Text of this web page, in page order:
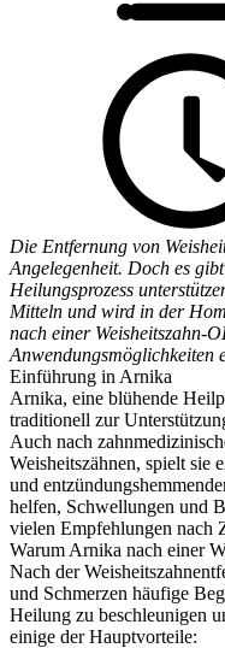
Die Entfernung von
Angelegenheit. Doch es
Heilungsprozess
Mitteln und wird in der
nach einer Weisheitszahn-
Anwendungsmöglichkeiten
Einführung in Arnika
Arnika, eine blühende
traditionell zur
Auch nach
Weisheitszähnen, spielt sie
und
helfen, Schwellungen und
vielen Empfehlungen nach
Warum Arnika nach einer
Nach der
und Schmerzen häufige
Heilung zu beschleunigen
einige der Hauptvorteile: